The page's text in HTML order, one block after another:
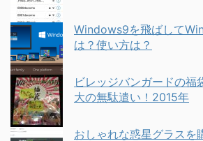
Windows9を飛ばして
は？使い方は？
ビレッジバンガードの福
大の無駄遣い！2015年
おしゃれな惑星グラスを